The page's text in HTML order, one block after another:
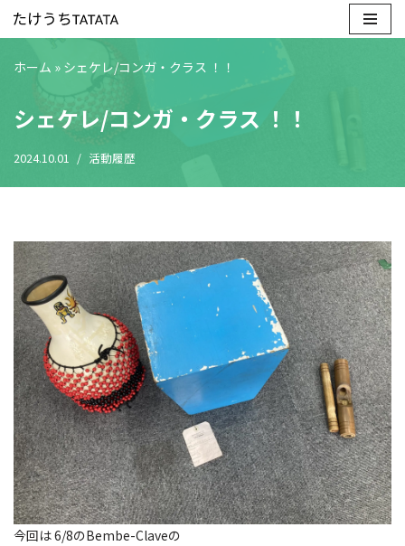
ン
ン
へ
ス
プ
ホーム » シェケレ/コンガ・クラス ！！
シェケレ/コンガ・クラス ！！
2024.10.01 活動履歴
今回は 6/8のBembe-Claveの